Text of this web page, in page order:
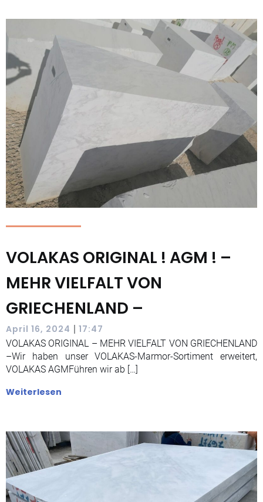
VOLAKAS ORIGINAL ! AGM ! –
MEHR VIELFALT VON
GRIECHENLAND –
April 16, 2024 | 17:47
VOLAKAS ORIGINAL – MEHR VIELFALT VON GRIECHENLAND
–Wir haben unser VOLAKAS-Marmor-Sortiment erweitert,
VOLAKAS AGMFühren wir ab […]
Weiterlesen